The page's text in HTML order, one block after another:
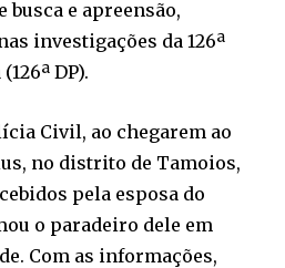
busca e apreensão,
investigações da 126ª
DP).
Civil, ao chegarem ao
no distrito de Tamoios,
pela esposa do
o paradeiro dele em
Com as informações,